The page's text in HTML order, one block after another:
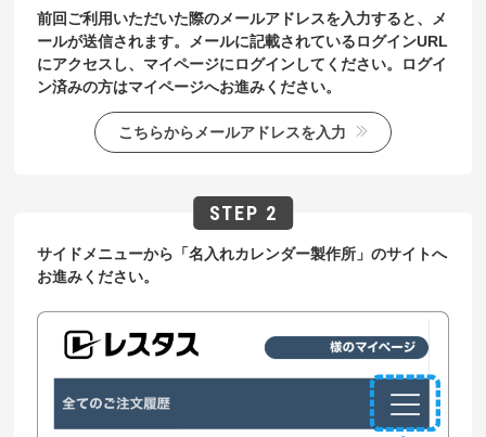
前回ご利用いただいた際のメールアドレスを入力すると、メ
ールが送信されます。メールに記載されているログインURL
にアクセスし、マイページにログインしてください。ログイ
ン済みの方はマイページへお進みください。
こちらからメールアドレスを入力
サイドメニューから「名入れカレンダー製作所」のサイトへ
お進みください。